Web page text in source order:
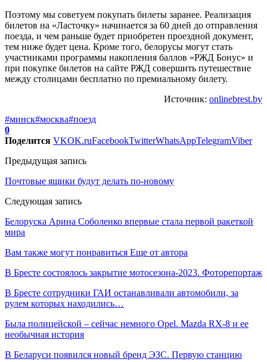
Поэтому мы советуем покупать билеты заранее. Реализация
билетов на «Ласточку» начинается за 60 дней до отправления
поезда, и чем раньше будет приобретен проездной документ,
тем ниже будет цена. Кроме того, белорусы могут стать
участниками программы накопления баллов «РЖД Бонус» и
при покупке билетов на сайте РЖД совершить путешествие
между столицами бесплатно по премиальному билету.
Источник: onlinebrest.by
#минск#москва#поезд
0
Поделится VKOK.ruFacebookTwitterWhatsAppTelegramViber
Предыдущая запись
Почтовые ящики будут делать по-новому
Следующая запись
Белоруска Арина Соболенко впервые стала первой ракеткой
мира
Вам также могут понравиться Еще от автора
В Бресте состоялось закрытие мотосезона-2023. Фоторепортаж
В Бресте сотрудники ГАИ останавливали автомобили, за
рулем которых находились…
Была полицейской – сейчас немного Opel. Mazda RX-8 и ее
необычная история
В Беларуси появился новый бренд ЭЗС. Первую станцию